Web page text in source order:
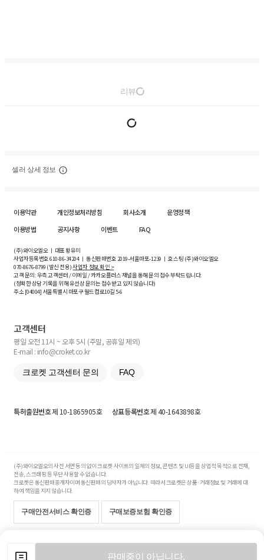
판매중이 아닙니다.
리뷰
셀러 상세 정보
이용약관 개인정보처리방침 회사소개
운영정책
이용방법
공지사항 이벤트 FAQ
(주)와이오엘오 ㅣ 대표 황유미
사업자등록번호610-86-34204ㅣ 통신판매번호 2019-서울마포-1239 ㅣ 호스팅 (주)와이오엘오
070-8676-8799 (발신 전용)사업자 정보 확인 >
고객 문의: 우측 고객센터 / 이메일 / 카카오플러스 채널을 통해 문의 접수 부탁드립니다.
(정확한 상담 기록을 위해 유선상 문의는 접수받고 있지 않습니다)
주소 [04004] 서울특별시 마포구 월드컵로10길5-6
고객센터
평일 오전 11시 ~ 오후 5시 (주말, 공휴일 제외)
E-mail : info@croket.co.kr
크로켓 고객센터 문의 FAQ
특허출원번호제 10-1865905호 상표등록번호제 40-1643898호
(주)와이오엘오의 사전 서면 동의 없이 크로켓 사이트의 일체의 정보, 콘텐츠 및 UI등을 상업적 목적으로 전재,
전송, 스크래핑 등 무단 사용할 수 없습니다.
크로켓은 통신판매중개자이며 통신판매의 당사자가 아닙니다. 따라서 크로켓은 상품·거래정보 및 거래에 대
하여 책임을 지지 않습니다.
구매안전서비스 확인증 구매보증보험 확인증